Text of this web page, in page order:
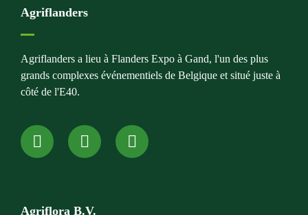
Agriflanders
Agriflanders a lieu à Flanders Expo à Gand, l'un des plus
grands complexes événementiels de Belgique et situé juste à
côté de l'E40.
Agriflora B.V.